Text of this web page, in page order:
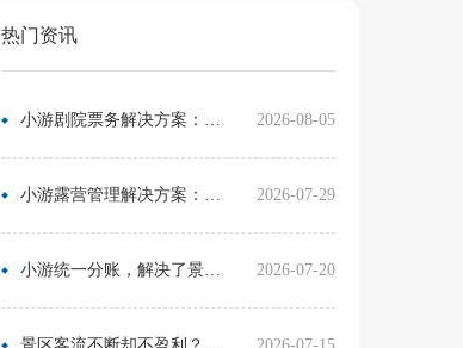
热门资讯
小游剧院票务解决方案：让观众像买电影票一样选座 2026-08-05
小游露营管理解决方案：无需再用Excel管营位 2026-07-29
小游统一分账，解决了景区在多渠道合作中的资金管理难题 2026-07-20